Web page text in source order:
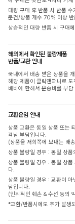
대량 구매 후 반품 시 반품
문건/상품 개수 70% 이상 반
상습적인 대량 반품 시 구매
해외에서 확인된 불량제품
반품/교환 안내
국내에서 배송 받은 상품을
해당 제품이 클릭앤퍼니로
배비에 한해서 운송비를 부담
교환운임 안내
상품 교환은 동일 상품 또는
객님 부담입니다.
(상품을 저희쪽에 보내는
상품 불량일 경우 : 동일 상
상품 불량일 경우 : 동일 상
다.
상품 불량일 경우 : 교환이
담입니다.
(인위적인 훼손 & 수선 등의
*교환/반품시에도 추가 발생